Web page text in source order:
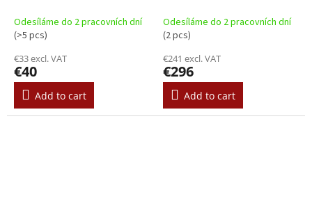
Odesíláme do 2 pracovních dní
(>5 pcs)
€33 excl. VAT
€40
Add to cart
Odesíláme do 2 pracovních dní
(2 pcs)
€241 excl. VAT
€296
Add to cart